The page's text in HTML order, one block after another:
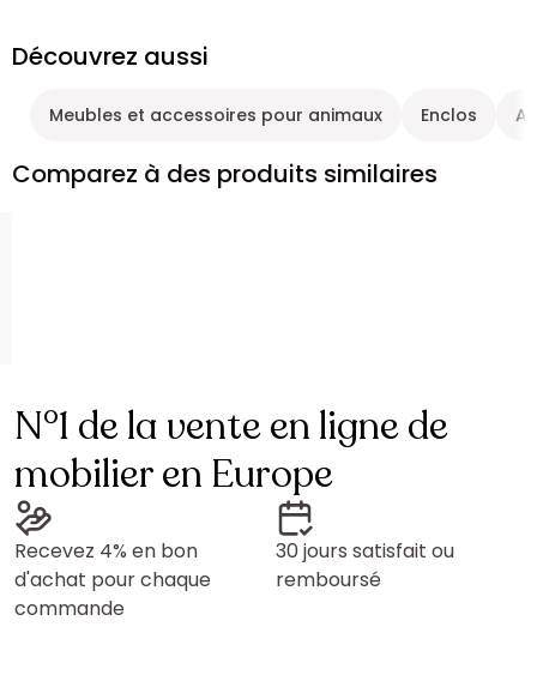
Découvrez aussi
Meubles et accessoires pour animaux Enclos
Comparez à des produits similaires
N°1 de la vente en ligne de
mobilier en Europe
Recevez 4% en bon
d'achat pour chaque
commande
30 jours satisfait ou
remboursé